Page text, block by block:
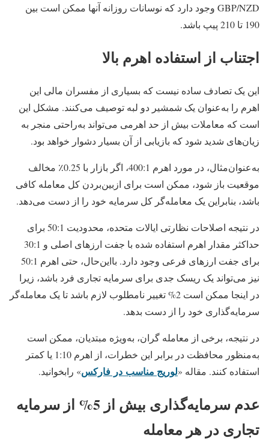
GBP/NZD وجود دارد که نوسانات روزانه آنها ممکن است بین
190 تا 210 پیپ باشد.
اجتناب از استفاده اهرم بالا
این یک تصادف ساده نیست که بسیاری از مفسران مالی این
اهرم را به‌عنوان یک شمشیر دو لبه توصیف می‌کنند. مشکل این
است که معاملات بیش از حد اهرمی می‌تواند به‌راحتی منجر به
زیان‌های شدید شود که بازیابی از آن بسیار دشوار خواهد بود.
به‌عنوان‌مثال، در مورد اهرم 400:1، اگر بازار با 0.25٪ مخالف
موقعیت باز شود، ممکن است برای ازبین‌بردن کل معامله کافی
باشد، بنابراین یک معامله‌گر کل سرمایه خود را از دست می‌دهد.
در نتیجه اصلاحات نظارتی ایالات متحده، محدودیت 50:1 برای
حداکثر مقدار اهرم استفاده شده با جفت ارزهای اصلی و 30:1
برای جفت ارزهای فرعی وجود دارد. بااین‌حال، حتی اهرم 50:1
نیز می‌تواند یک ریسک جدی برای سرمایه تجاری فرد باشد، زیرا
در اینجا ممکن است 2% تغییر نامطلوب لازم باشد تا یک معامله‌گر
سرمایه‌گذاری خود را از دست بدهد.
در نتیجه، برخی از معامله گران، به‌ویژه مبتدیان، ممکن است
به‌منظور محافظت در برابر این خطرات، از اهرم 1:10 یا کمتر
استفاده کنند. مقاله «لوریج مناسب در فارکس» رابخوانید.
عدم سرمایه‌گذاری بیش از 5% از سرمایه
تجاری در هر معامله